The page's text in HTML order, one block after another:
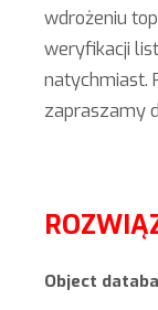
wdrożeniu
weryfikacji
natychmiast.
zapraszamy
Object